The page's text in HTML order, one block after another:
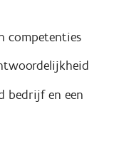
competenties
bedrijf en een